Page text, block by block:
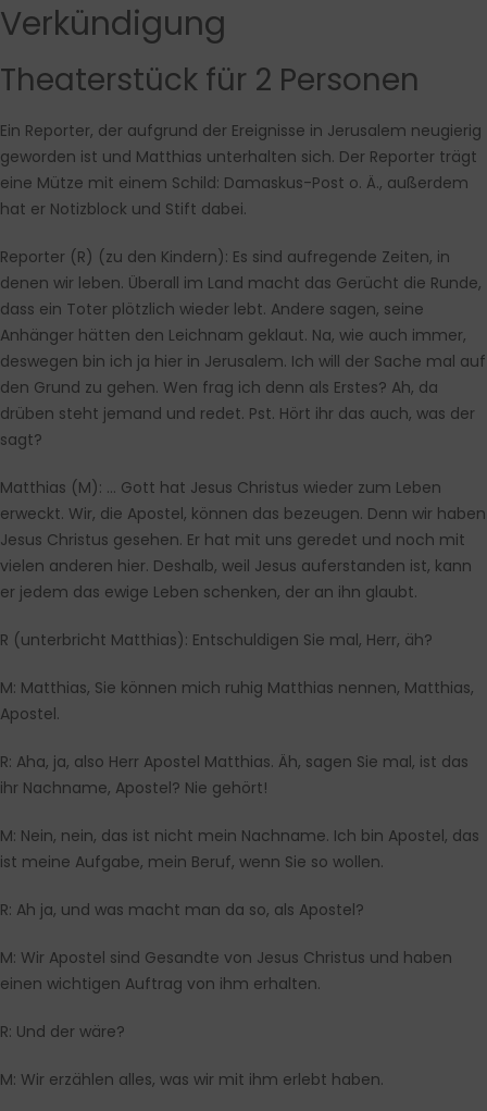
Verkündigung
Theaterstück für 2 Personen
Ein Reporter, der aufgrund der Ereignisse in Jerusalem neugierig
geworden ist und Matthias unterhalten sich. Der Reporter trägt
eine Mütze mit einem Schild: Damaskus-Post o. Ä., außerdem
hat er Notizblock und Stift dabei.
Reporter (R) (zu den Kindern): Es sind aufregende Zeiten, in
denen wir leben. Überall im Land macht das Gerücht die Runde,
dass ein Toter plötzlich wieder lebt. Andere sagen, seine
Anhänger hätten den Leichnam geklaut. Na, wie auch immer,
deswegen bin ich ja hier in Jerusalem. Ich will der Sache mal auf
den Grund zu gehen. Wen frag ich denn als Erstes? Ah, da
drüben steht jemand und redet. Pst. Hört ihr das auch, was der
sagt?
Matthias (M): … Gott hat Jesus Christus wieder zum Leben
erweckt. Wir, die Apostel, können das bezeugen. Denn wir haben
Jesus Christus gesehen. Er hat mit uns geredet und noch mit
vielen anderen hier. Deshalb, weil Jesus auferstanden ist, kann
er jedem das ewige Leben schenken, der an ihn glaubt.
R (unterbricht Matthias): Entschuldigen Sie mal, Herr, äh?
M: Matthias, Sie können mich ruhig Matthias nennen, Matthias,
Apostel.
R: Aha, ja, also Herr Apostel Matthias. Äh, sagen Sie mal, ist das
ihr Nachname, Apostel? Nie gehört!
M: Nein, nein, das ist nicht mein Nachname. Ich bin Apostel, das
ist meine Aufgabe, mein Beruf, wenn Sie so wollen.
R: Ah ja, und was macht man da so, als Apostel?
M: Wir Apostel sind Gesandte von Jesus Christus und haben
einen wichtigen Auftrag von ihm erhalten.
R: Und der wäre?
M: Wir erzählen alles, was wir mit ihm erlebt haben.